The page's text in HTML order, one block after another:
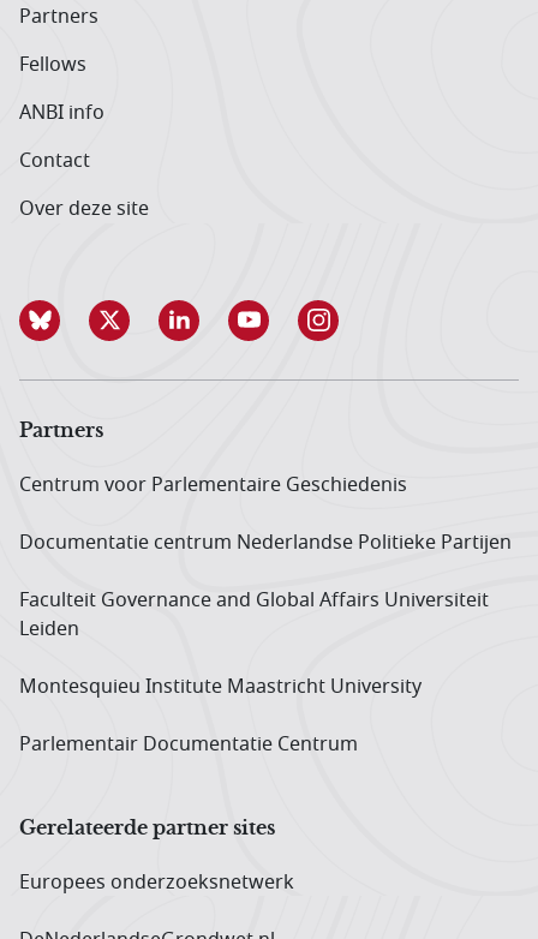
Partners
Fellows
ANBI info
Contact
Over deze site
Partners
Centrum voor Parlementaire Geschiedenis
Documentatie centrum Neder­landse Politieke Partijen
Faculteit Governance and Global Affairs Universiteit
Leiden
Montesquieu Institute Maastricht University
Parlementair Documentatie Centrum
Gerelateerde partner sites
Europees onderzoeks­netwerk